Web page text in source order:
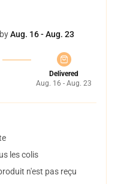
Aug. 16 - Aug. 23
Delivered
Aug. 16 - Aug. 23
les colis
n'est pas reçu